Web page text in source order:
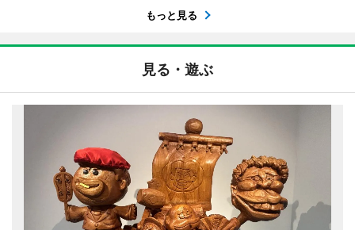
もっと見る
見る・遊ぶ